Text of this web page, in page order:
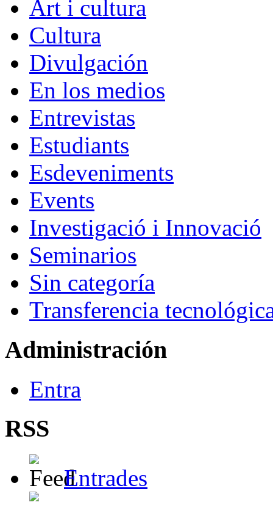
Art i cultura
Cultura
Divulgación
En los medios
Entrevistas
Estudiants
Esdeveniments
Events
Investigació i Innovació
Seminarios
Sin categoría
Transferencia
Administración
Entra
RSS
Entrades